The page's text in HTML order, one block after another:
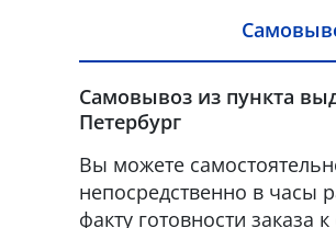
Самовывоз из пункта
Петербург
Вы можете
непосредственно в часы
факту готовности заказа